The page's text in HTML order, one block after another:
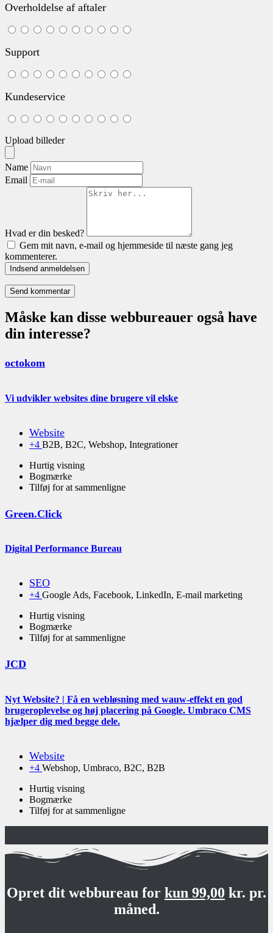
Overholdelse af aftaler
Support
Kundeservice
Upload billeder
Name
Email
Hvad er din besked?
Gem mit navn, e-mail og hjemmeside til næste gang jeg
kommenterer.
Indsend anmeldelsen
Måske kan disse webbureauer også have
din interesse?
octokom
Vi udvikler websites dine brugere vil elske
Website
+4 B2B, B2C, Webshop, Integrationer
Hurtig visning
Bogmærke
Tilføj for at sammenligne
Green.Click
Digital Performance Bureau
SEO
+4 Google Ads, Facebook, LinkedIn, E-mail marketing
Hurtig visning
Bogmærke
Tilføj for at sammenligne
JCD
Nyt Website? | Få en webløsning med wauw-effekt en god
bruger­oplevelse og høj placering på Google. Umbraco CMS
hjælper dig med begge dele.
Website
+4 Webshop, Umbraco, B2C, B2B
Hurtig visning
Bogmærke
Tilføj for at sammenligne
Opret dit webbureau for kun 99,00 kr. pr.
måned.